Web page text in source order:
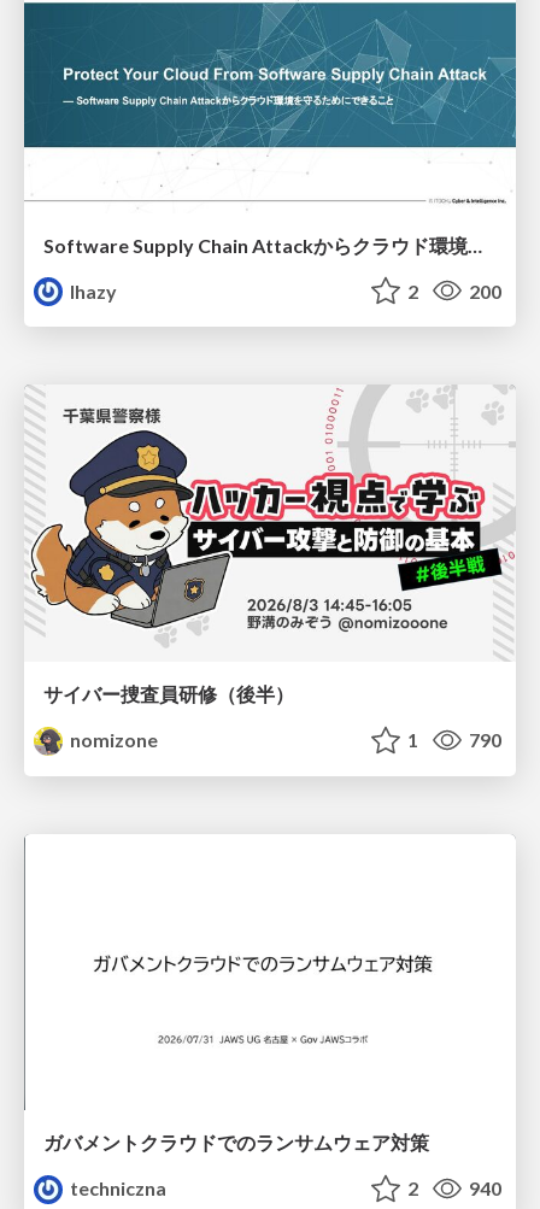
lhazy
2 200
サイバー捜査員研修（後半）
nomizone
1 790
ガバメントクラウドでのランサムウェア対策
techniczna
2 940